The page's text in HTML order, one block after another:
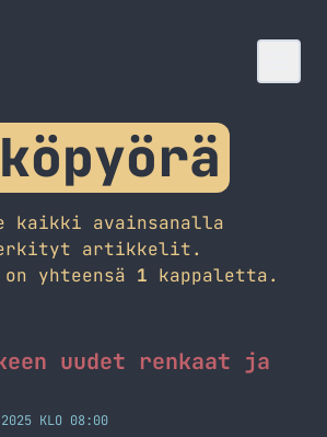
avainsanalla
artikkelit.
yhteensä 1 kappaletta.
uudet renkaat ja
KLO 08:00